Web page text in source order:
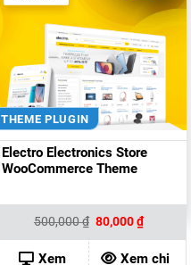
THEME PLUGIN
Electro Electronics Store
WooCommerce Theme
500,000₫ Giá
gốc
là:
500,000 ₫.
80,000₫Giá
hiện
tại
là:
Xem
Xem chi